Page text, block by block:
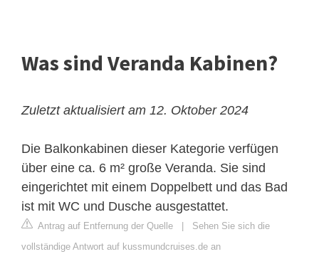
Was sind Veranda Kabinen?
Zuletzt aktualisiert am 12. Oktober 2024
Die Balkonkabinen dieser Kategorie verfügen
über eine ca. 6 m² große Veranda. Sie sind
eingerichtet mit einem Doppelbett und das Bad
ist mit WC und Dusche ausgestattet.
Antrag auf Entfernung der Quelle
Sehen Sie sich die
vollständige Antwort auf kussmundcruises.de an